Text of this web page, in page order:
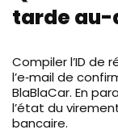
tarde au-
Compiler l’ID de
l’e‑mail de
BlaBlaCar. En
l’état du
bancaire.